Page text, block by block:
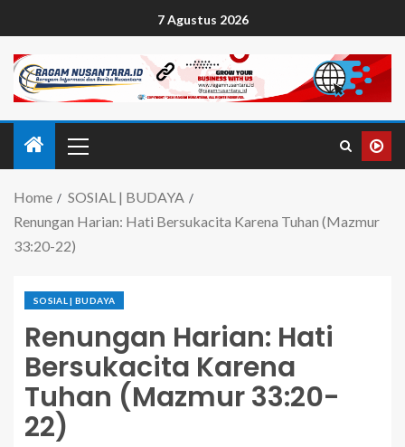
7 Agustus 2026
Home
SOSIAL | BUDAYA
Renungan Harian: Hati Bersukacita Karena Tuhan (Mazmur
33:20-22)
SOSIAL | BUDAYA
Renungan Harian: Hati
Bersukacita Karena
Tuhan (Mazmur 33:20-
22)